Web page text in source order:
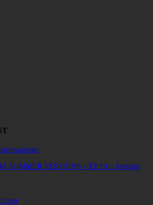
SUMMER SESSIONS – EP.19 :: Antonio